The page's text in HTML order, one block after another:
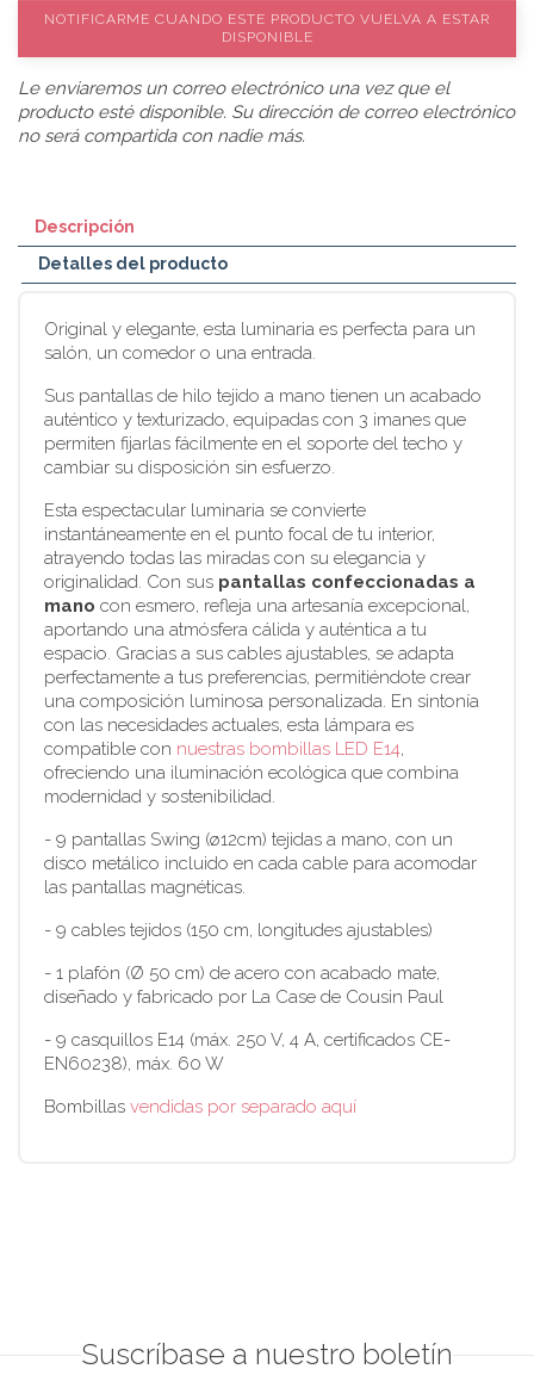
NOTIFICARME CUANDO ESTE PRODUCTO VUELVA A ESTAR
DISPONIBLE
Le enviaremos un correo electrónico una vez que el
producto esté disponible. Su dirección de correo electrónico
no será compartida con nadie más.
Descripción
Detalles del producto
Original y elegante, esta luminaria es perfecta para un
salón, un comedor o una entrada.
Sus pantallas de hilo tejido a mano tienen un acabado
auténtico y texturizado, equipadas con 3 imanes que
permiten fijarlas fácilmente en el soporte del techo y
cambiar su disposición sin esfuerzo.
Esta espectacular luminaria se convierte
instantáneamente en el punto focal de tu interior,
atrayendo todas las miradas con su elegancia y
originalidad. Con sus pantallas confeccionadas a
mano con esmero, refleja una artesanía excepcional,
aportando una atmósfera cálida y auténtica a tu
espacio. Gracias a sus cables ajustables, se adapta
perfectamente a tus preferencias, permitiéndote crear
una composición luminosa personalizada. En sintonía
con las necesidades actuales, esta lámpara es
compatible con nuestras bombillas LED E14,
ofreciendo una iluminación ecológica que combina
modernidad y sostenibilidad.
- 9 pantallas Swing (ø12cm) tejidas a mano, con un
disco metálico incluido en cada cable para acomodar
las pantallas magnéticas.
- 9 cables tejidos (150 cm, longitudes ajustables)
- 1 plafón (Ø 50 cm) de acero con acabado mate,
diseñado y fabricado por La Case de Cousin Paul
- 9 casquillos E14 (máx. 250 V, 4 A, certificados CE-
EN60238), máx. 60 W
Bombillas vendidas por separado aquí
Suscríbase a nuestro boletín